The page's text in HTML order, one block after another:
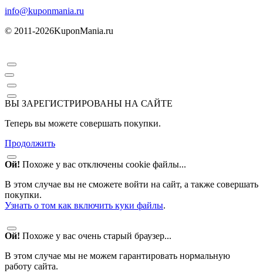
info@kuponmania.ru
© 2011-2026KuponMania.ru
ВЫ ЗАРЕГИСТРИРОВАНЫ НА САЙТЕ
Теперь вы можете совершать покупки.
Продолжить
Ой! Похоже у вас отключены cookie файлы...
В этом случае вы не сможете войти на сайт, а также совершать
покупки.
Узнать о том как включить куки файлы.
Ой! Похоже у вас очень старый браузер...
В этом случае мы не можем гарантировать нормальную
работу сайта.